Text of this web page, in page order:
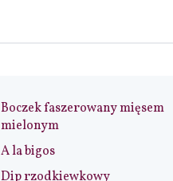
Boczek faszerowany mięsem
mielonym
A la bigos
Dip rzodkiewkowy